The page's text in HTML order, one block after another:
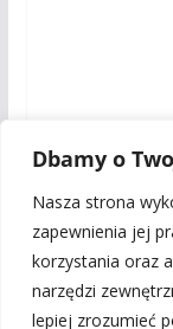
Dbamy o
Nasza strona
zapewnienia jej
korzystania oraz
narzędzi
lepiej zrozumieć
XVIII Turniej